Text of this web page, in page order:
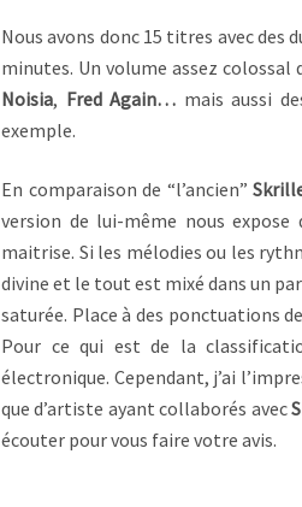
Nous avons donc 15 titres avec des
minutes. Un volume assez colossal
Noisia, Fred Again… mais aussi
exemple.
En comparaison de “l’ancien”
version de lui-même nous expose
maitrise. Si les mélodies ou les
divine et le tout est mixé dans un
saturée. Place à des ponctuations
Pour ce qui est de la
électronique. Cependant, j’ai
que d’artiste ayant collaborés avec
écouter pour vous faire votre avis.